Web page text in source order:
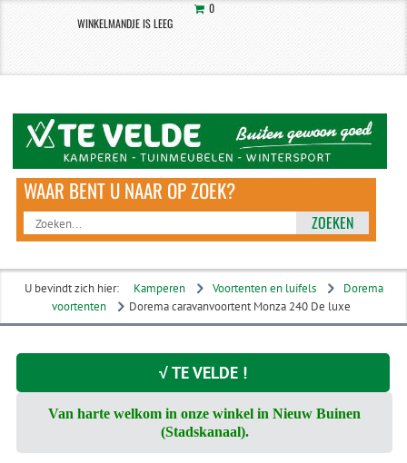
0
WINKELMANDJE IS LEEG
ZOEKEN
U bevindt zich hier: Kamperen Voortenten en luifels
Dorema
voortenten
Dorema caravanvoortent Monza 240 De luxe
√ TE VELDE !
Van harte welkom in onze winkel in Nieuw Buinen
(Stadskanaal).